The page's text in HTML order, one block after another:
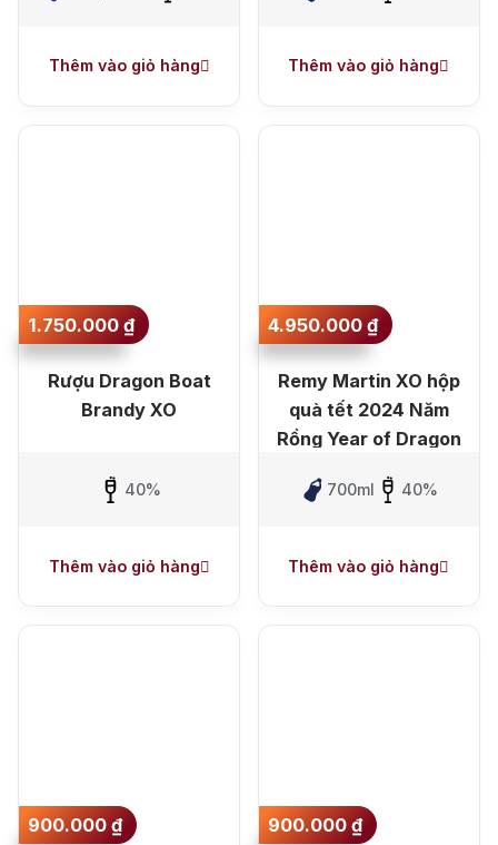
Thêm vào giỏ hàng Thêm vào giỏ hàng
1.750.000₫
Rượu Dragon Boat
Brandy XO
40%
Thêm vào giỏ hàng
4.950.000₫
Remy Martin XO hộp
quà tết 2024 Năm
Rồng Year of Dragon
700ml 40%
Thêm vào giỏ hàng
900.000₫ 900.000₫